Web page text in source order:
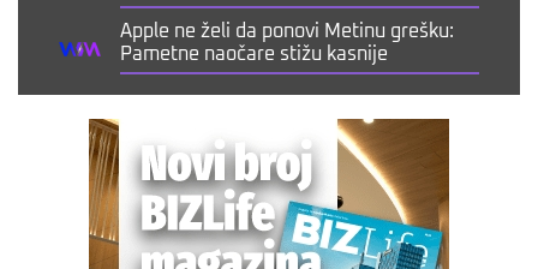
Apple ne želi da ponovi Metinu grešku:
Pametne naočare stižu kasnije